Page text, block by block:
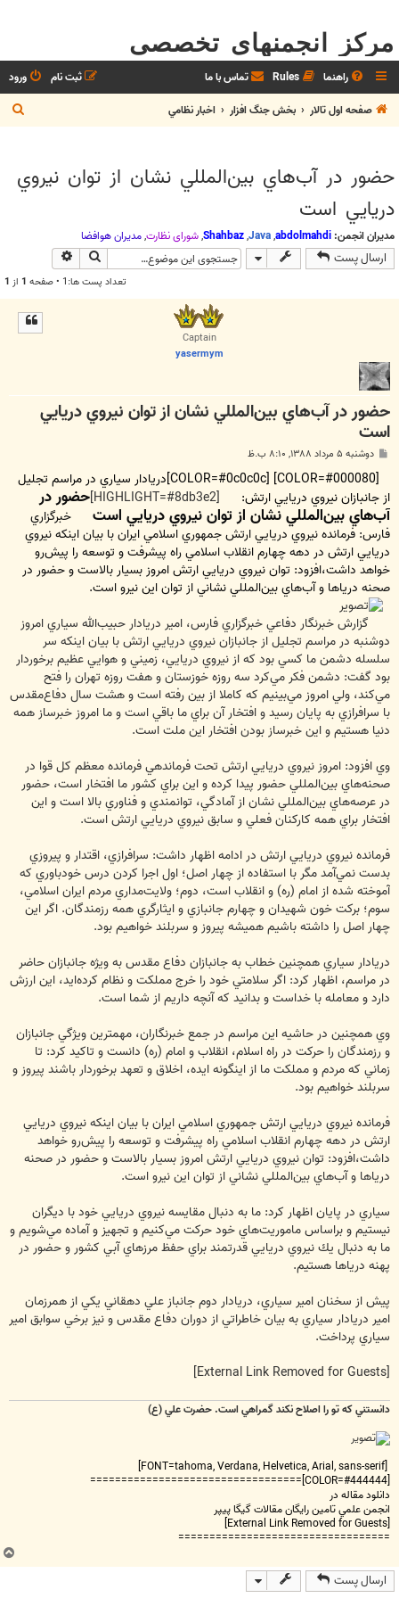
مرکز انجمنهای تخصصی
راهنما Rules تماس با ما ورود
ثبت نام
صفحه اول تالار
بخش جنگ افزار اخبار نظامي
س
حضور در آب‌هاي بين‌المللي نشان از توان نيروي
دريايي است
مدیران انجمن: abdolmahdi
,
Java
,
Shahbaz
,شوراي نظارت,مديران هوافضا
ارسال پست جستجو
تعداد پست ها:1 • صفحه 1 از 1
Captain
yasermym
حضور در آب‌هاي بين‌المللي نشان از توان نيروي دريايي
است
ت
دوشنبه ۵ مرداد ۱۳۸۸, ۸:۱۰ ب.ظ
[COLOR=#000080] [COLOR=#0c0c0c]دريادار سياري در مراسم تجليل
از جانبازان نيروي دريايي ارتش: [HIGHLIGHT=#8db3e2] حضور در
آب‌هاي بين‌المللي نشان از توان نيروي دريايي است
خبرگزاري
فارس: فرمانده نيروي دريايي ارتش جمهوري اسلامي ايران با بيان اينكه نيروي
دريايي ارتش در دهه‌ چهارم انقلاب اسلامي راه پيشرفت و توسعه را پيش‌رو
خواهد داشت،افزود: توان نيروي دريايي ارتش امروز بسيار بالاست و حضور در
صحنه‌ درياها و آب‌هاي بين‌المللي نشاني از توان اين نيرو است.
گزارش خبرنگار دفاعي خبرگزاري فارس، امير دريادار حبيب‌الله سياري امروز
دوشنبه در مراسم تجليل از جانبازان نيروي دريايي ارتش با بيان اينكه سر
سلسله دشمن ما كسي بود كه از نيروي دريايي، زميني و هوايي عظيم برخوردار
بود گفت: دشمن فكر مي‌كرد سه روزه خوزستان و هفت روزه تهران را فتح
مي‌كند، ولي امروز مي‌بينيم كه كاملا از بين رفته است و هشت سال دفاع‌مقدس
با سرافرازي به پايان رسيد و افتخار آن براي ما باقي است و ما امروز خبرساز همه‌
دنيا هستيم و اين خبرساز بودن افتخار اين ملت است.
وي افزود: امروز نيروي دريايي ارتش تحت فرماندهي فرمانده معظم كل قوا در
صحنه‌هاي بين‌المللي حضور پيدا كرده و اين براي كشور ما افتخار است، حضور
در عرصه‌هاي بين‌المللي نشان از آمادگي، توانمندي و فناوري بالا است و اين
افتخار براي همه‌ كاركنان فعلي و سابق نيروي دريايي ارتش است.
فرمانده نيروي دريايي ارتش در ادامه اظهار داشت: سرافرازي، اقتدار و پيروزي
بدست نمي‌آمد مگر با استفاده از چهار اصل؛ اول اجرا كردن درس خودباوري كه
آموخته شده از امام (ره) و انقلاب است، دوم؛ ولايت‌مداري مردم ايران اسلامي،
سوم؛ بركت خون شهيدان و چهارم جانبازي و ايثارگري همه‌ رزمندگان. اگر اين
چهار اصل را داشته باشيم هميشه پيروز و سربلند خواهيم بود.
دريادار سياري همچنين خطاب به جانبازان دفاع مقدس به ويژه جانبازان حاضر
در مراسم، اظهار كرد: اگر سلامتي خود را خرج مملكت و نظام كرده‌ايد، اين ارزش
دارد و معامله با خداست و بدانيد كه آنچه داريم از شما است.
وي همچنين در حاشيه‌ اين مراسم در جمع خبرنگاران، مهمترين ويژگي جانبازان
و رزمندگان را حركت در راه اسلام، انقلاب و امام (ره) دانست و تاكيد كرد: تا
زماني كه مردم و مملكت ما از اينگونه ايده، اخلاق و تعهد برخوردار باشند پيروز و
سربلند خواهيم بود.
فرمانده نيروي دريايي ارتش جمهوري اسلامي ايران با بيان اينكه نيروي دريايي
ارتش در دهه‌ چهارم انقلاب اسلامي راه پيشرفت و توسعه را پيش‌رو خواهد
داشت،افزود: توان نيروي دريايي ارتش امروز بسيار بالاست و حضور در صحنه‌
درياها و آب‌هاي بين‌المللي نشاني از توان اين نيرو است.
سياري در پايان اظهار كرد: ما به دنبال مقايسه‌ نيروي دريايي خود با ديگران
نيستيم و براساس ماموريت‌هاي خود حركت مي‌كنيم و تجهيز و آماده مي‌شويم و
ما به دنبال يك نيروي دريايي قدرتمند براي حفظ مرزهاي آبي كشور و حضور در
پهنه درياها هستيم.
پيش از سخنان امير سياري، دريادار دوم جانباز علي دهقاني يكي از همرزمان
امير دريادار سياري به بيان خاطراتي از دوران دفاع مقدس و نيز برخي سوابق امير
سياري پرداخت.
[External Link Removed for Guests]
دانستني که تو را اصلاح نکند گمراهي است. حضرت علي (ع)
[FONT=tahoma, Verdana, Helvetica, Arial, sans-serif]
[COLOR=#444444]==================================
دانلود مقاله در
انجمن علمي تامين رايگان مقالات گيگا پيپر
[External Link Removed for Guests]
==================================
ارسال پست